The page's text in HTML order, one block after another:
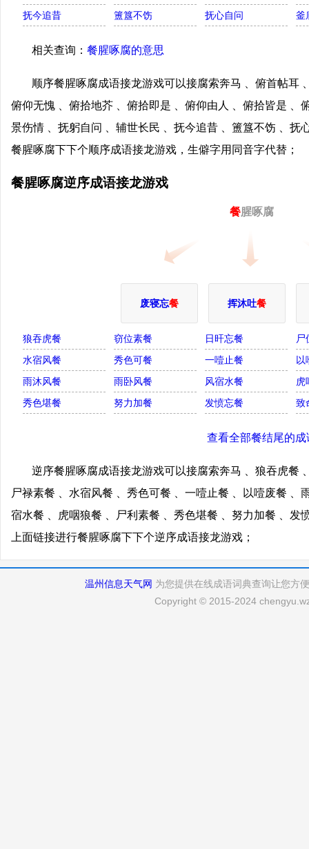
抚今追昔
簠簋不饬 抚心自问 釜
相关查询： 餐腥啄腐的意思
顺序餐腥啄腐成语接龙游戏可以接腐索奔马 、俯首帖耳
俯仰无愧 、俯拾地芥 、俯拾即是 、俯仰由人 、俯拾皆是 、
景伤情 、抚躬自问 、辅世长民 、抚今追昔 、簠簋不饬 、抚
餐腥啄腐下下个顺序成语接龙游戏，生僻字用同音字代替；
餐腥啄腐逆序成语接龙游戏
餐腥啄腐
废寝忘餐 挥沐吐餐
狼吞虎餐 窃位素餐 日旰忘餐
尸
水宿风餐
秀色可餐 一噎止餐
以
雨沐风餐
雨卧风餐 风宿水餐
虎
秀色堪餐
努力加餐 发愤忘餐 致
查看全部餐结尾的成
逆序餐腥啄腐成语接龙游戏可以接腐索奔马 、狼吞虎餐
尸禄素餐 、水宿风餐 、秀色可餐 、一噎止餐 、以噎废餐 、
宿水餐 、虎咽狼餐 、尸利素餐 、秀色堪餐 、努力加餐 、发
上面链接进行餐腥啄腐下下个逆序成语接龙游戏；
温州信息天气网 为您提供在线成语词典查询让您方
Copyright © 2015-2024